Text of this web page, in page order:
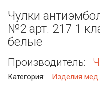
Чулки
№2 арт. 217 1
белые
Производитель:
Категория: Изделия